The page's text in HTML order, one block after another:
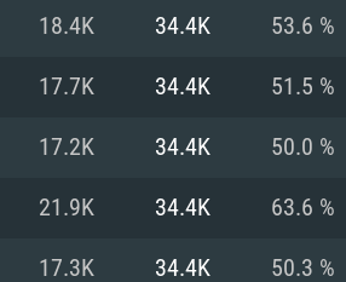
AMD
)
그래픽 카
버전
)
상
네트워크:
여유 저장
픽 드라
이버를
해상도
그래픽 카
와 동급의
지원하는
18.4K 34.4K 53.6 %
17.7K 34.4K 51.5 %
17.2K 34.4K 50.0 %
21.9K 34.4K 63.6 %
17.3K 34.4K 50.3 %